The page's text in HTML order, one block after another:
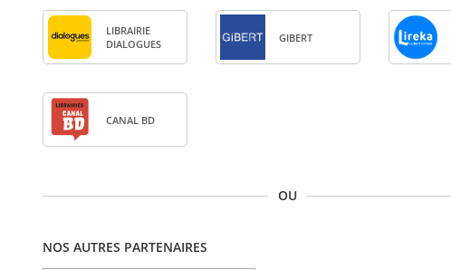
LIBRAI­RIE
DIA­LOGUES
GIBERT
CANAL BD
OU
NOS AUTRES PARTENAIRES